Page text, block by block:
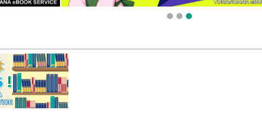
1 2 3